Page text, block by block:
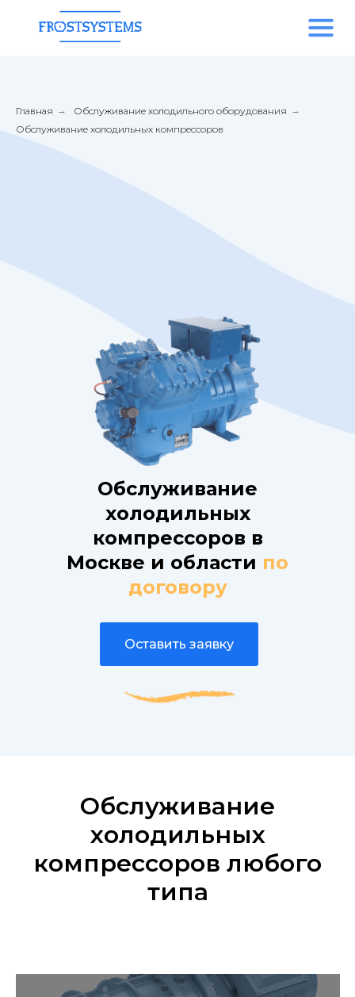
Главная → Обслуживание холодильного оборудования →
Обслуживание холодильных компрессоров
Обслуживание
холодильных
компрессоров в
Москве и области по
договору
Оставить заявку
Обслуживание
холодильных
компрессоров любого
типа